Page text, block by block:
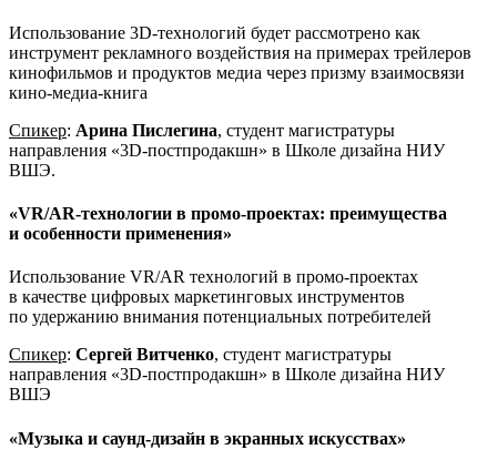
Использование 3D-технологий будет рассмотрено как
инструмент рекламного воздействия на примерах трейлеров
кинофильмов и продуктов медиа через призму взаимосвязи
кино-медиа-книга
Спикер: Арина Пислегина, студент магистратуры
направления «3D-постпродакшн» в Школе дизайна НИУ
ВШЭ.
«VR/AR-технологии в промо-проектах: преимущества
и особенности применения»
Использование VR/AR технологий в промо-проектах
в качестве цифровых маркетинговых инструментов
по удержанию внимания потенциальных потребителей
Спикер: Сергей Витченко, студент магистратуры
направления «3D-постпродакшн» в Школе дизайна НИУ
ВШЭ
«Музыка и саунд-дизайн в экранных искусствах»